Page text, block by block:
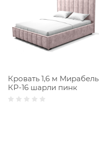
Кровать 1,6 м Мирабель
КР-16 шарли пинк